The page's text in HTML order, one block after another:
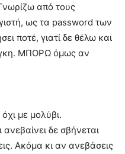
από τους
ως τα password των
ποτέ, γιατί δε θέλω και
ΜΠΟΡΩ όμως αν
με μολύβι.
ανεβαίνει δε σβήνεται
Ακόμα κι αν ανεβάσεις